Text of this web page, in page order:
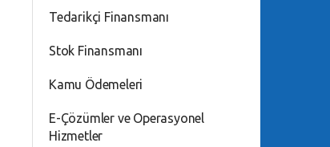
Tedarikçi Finansmanı
Stok Finansmanı
Kamu Ödemeleri
E-Çözümler ve Operasyonel
Hizmetler